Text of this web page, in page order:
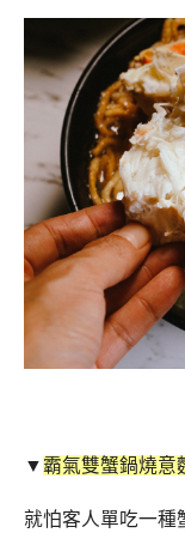
▼ 霸氣雙蟹鍋燒意
就怕客人單吃一種